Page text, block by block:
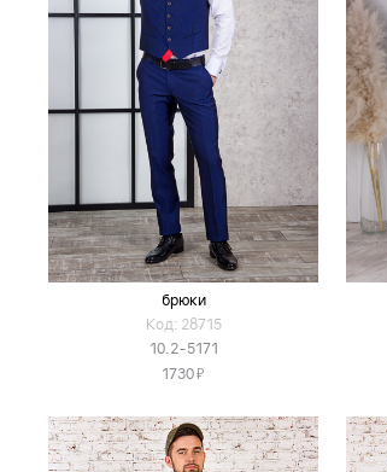
брюки
Код: 28715
10.2-5171
1730Я